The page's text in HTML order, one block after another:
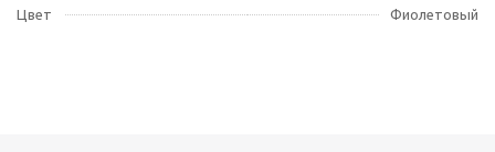
Цвет Фиолетовый